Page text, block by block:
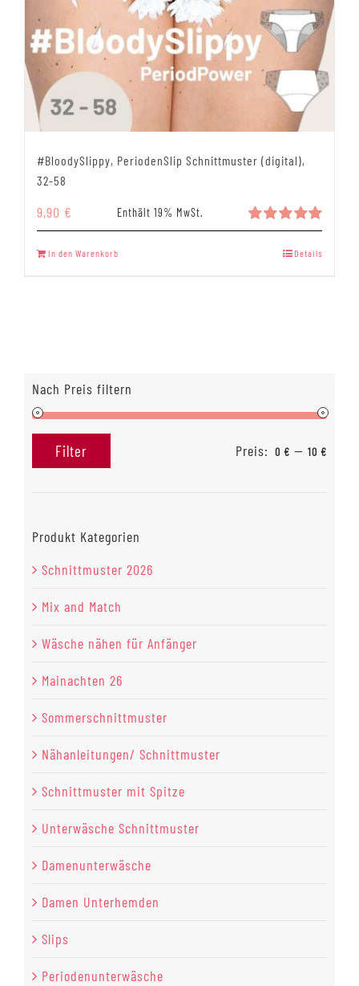
#BloodySlippy, PeriodenSlip Schnittmuster (digital),
32-58
Bewertet
5.00
9,90 € Enthält 19% MwSt.
In den Warenkorb Details
Nach Preis filtern
Filter Preis: 0 € — 10 €
Produkt Kategorien
Schnittmuster 2026
Mix and Match
Wäsche nähen für Anfänger
Mainachten 26
Sommerschnittmuster
Nähanleitungen/ Schnittmuster
Schnittmuster mit Spitze
Unterwäsche Schnittmuster
Damenunterwäsche
Damen Unterhemden
Slips
Periodenunterwäsche